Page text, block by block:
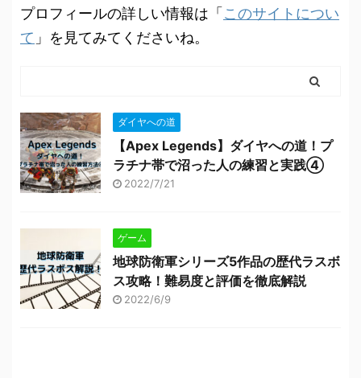
プロフィールの詳しい情報は「 このサイトについ
て 」を見てみてくださいね。
ダイヤへの道
【Apex Legends】ダイヤへの道！プ
ラチナ帯で沼った人の練習と実践④
2022/7/21
ゲーム
地球防衛軍シリーズ5作品の歴代ラスボ
ス攻略！難易度と評価を徹底解説
2022/6/9